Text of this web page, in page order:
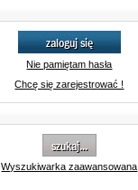
zaloguj się
Nie pamiętam hasła
Chcę się zarejestrować !
szukaj...
Wyszukiwarka zaawansowana